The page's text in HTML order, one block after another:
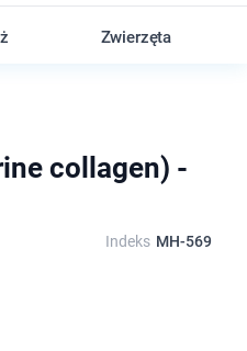
Zwierzęta
collagen) -
Indeks MH-569